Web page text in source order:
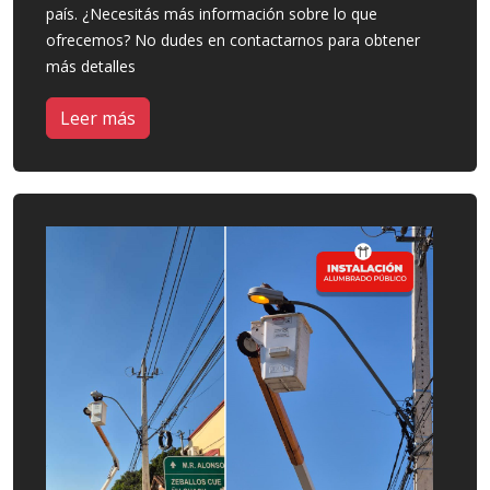
país. ¿Necesitás más información sobre lo que
ofrecemos? No dudes en contactarnos para obtener
más detalles
Leer más